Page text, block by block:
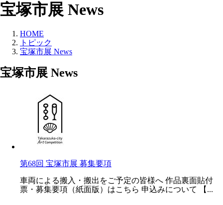
宝塚市展 News
HOME
トピック
宝塚市展 News
宝塚市展 News
第68回 宝塚市展 募集要項
車両による搬入・搬出をご予定の皆様へ 作品裏面貼付
票・募集要項（紙面版）はこちら 申込みについて 【...